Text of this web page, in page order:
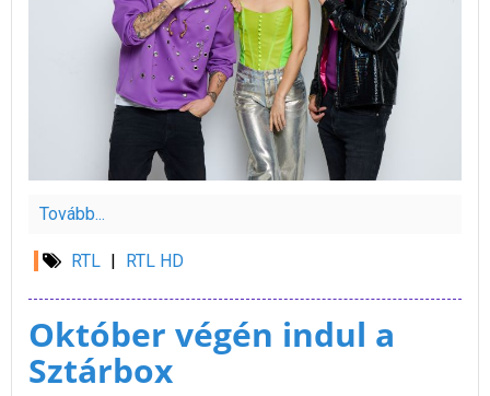
Tovább...
RTL RTL HD
Október végén indul a
Sztárbox